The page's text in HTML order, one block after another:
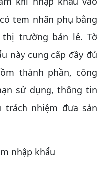
tem nhãn phụ bằng
trường bán lẻ. Tờ
này cung cấp đầy đủ
thành phần, công
sử dụng, thông tin
trách nhiệm đưa sản